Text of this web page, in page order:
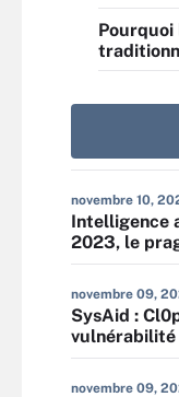
Pourquoi
novembre 10,
Intelligence
2023, le
novembre 09,
SysAid :
vulnérabilité
novembre 09,